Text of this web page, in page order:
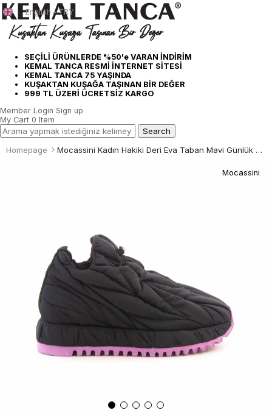
SEÇİLİ ÜRÜNLERDE %50'e VARAN İNDİRİM
KEMAL TANCA RESMİ İNTERNET SİTESİ
KEMAL TANCA 75 YAŞINDA
KUŞAKTAN KUŞAĞA TAŞINAN BİR DEĞER
999 TL ÜZERİ ÜCRETSİZ KARGO
English - TRY
Member Login Sign up
My Cart 0 Item
Homepage Mocassini Kadın Hakiki Deri Eva Taban Mavi Günlük Bot
Mocassini